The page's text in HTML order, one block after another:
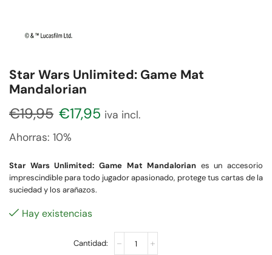
Star Wars Unlimited: Game Mat
Mandalorian
€19,95 €17,95 iva incl.
Ahorras: 10%
Star Wars Unlimited: Game Mat Mandalorian es un accesorio
imprescindible para todo jugador apasionado, protege tus cartas de la
suciedad y los arañazos.
Hay existencias